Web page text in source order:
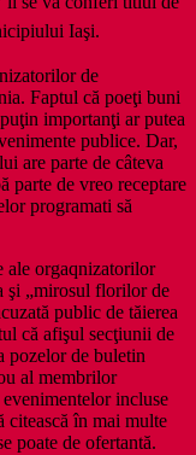
Iaşi.
de
Faptul că poeţi buni
importanţi ar putea
publice. Dar,
are parte de câteva
parte de vreo receptare
programati să
ale orgaqnizatorilor
şi „mirosul florilor de
public de tăierea
că afişul secţiunii de
pozelor de buletin
al membrilor
incluse
citească în mai multe
poate de ofertantă.